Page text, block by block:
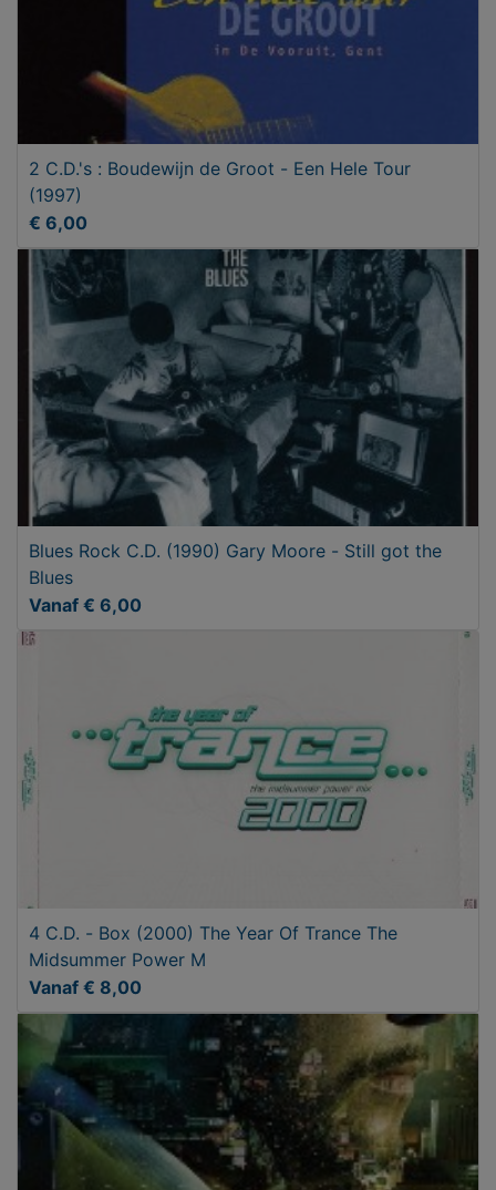
2 C.D.'s : Boudewijn de Groot - Een Hele Tour
(1997)
€ 6,00
Blues Rock C.D. (1990) Gary Moore - Still got the
Blues
Vanaf € 6,00
4 C.D. - Box (2000) The Year Of Trance The
Midsummer Power M
Vanaf € 8,00